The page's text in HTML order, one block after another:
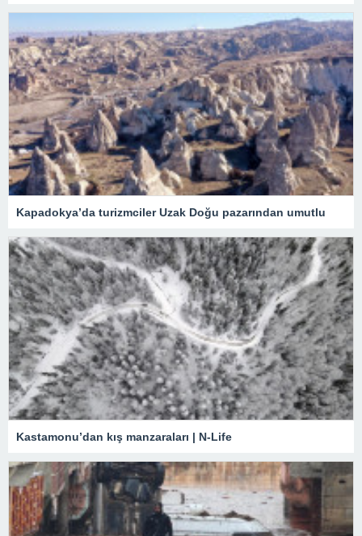
Kapadokya’da turizmciler Uzak Doğu pazarından umutlu
Kastamonu’dan kış manzaraları | N-Life